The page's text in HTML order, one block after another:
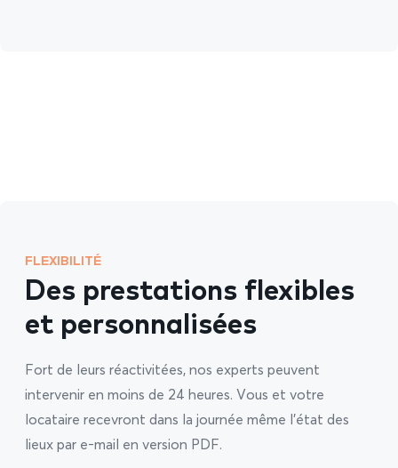
FLEXIBILITÉ
Des prestations flexibles
et personnalisées
Fort de leurs réactivitées, nos experts peuvent
intervenir en moins de 24 heures. Vous et votre
locataire recevront dans la journée même l’état des
lieux par e-mail en version PDF.